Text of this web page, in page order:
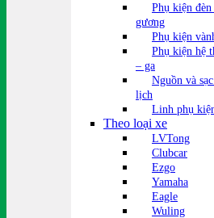
Phụ kiện
gương
Phụ kiện
Phụ kiện hệ
– ga
Nguồn và
lịch
Linh phụ
Theo loại xe
LVTong
Clubcar
Ezgo
Yamaha
Eagle
Wuling